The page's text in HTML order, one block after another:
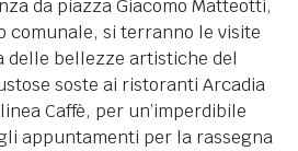
da piazza Giacomo Matteotti,
comunale, si terranno le visite
delle bellezze artistiche del
soste ai ristoranti Arcadia
Caffè, per un’imperdibile
appuntamenti per la rassegna